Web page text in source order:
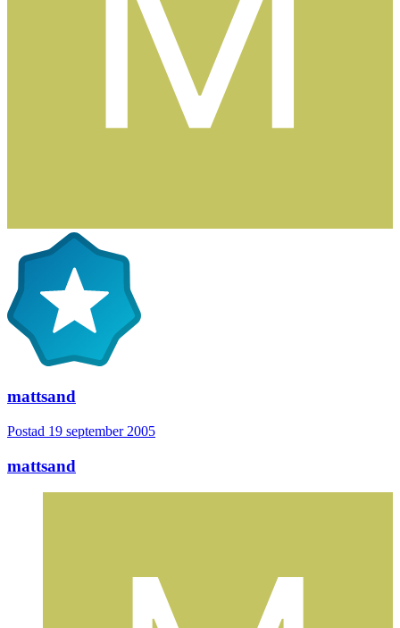
mattsand
Postad 19 september 2005
mattsand